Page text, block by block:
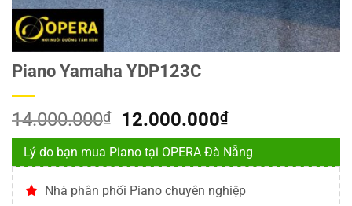
Piano Yamaha YDP123C
14.000.000₫
Giá
gốc
là:
14.000.000₫.
12.000.000₫Giá
hiện
tại
là:
12.000.000₫.
Lý do bạn mua Piano tại OPERA Đà Nẵng
Nhà phân phối Piano chuyên nghiệp